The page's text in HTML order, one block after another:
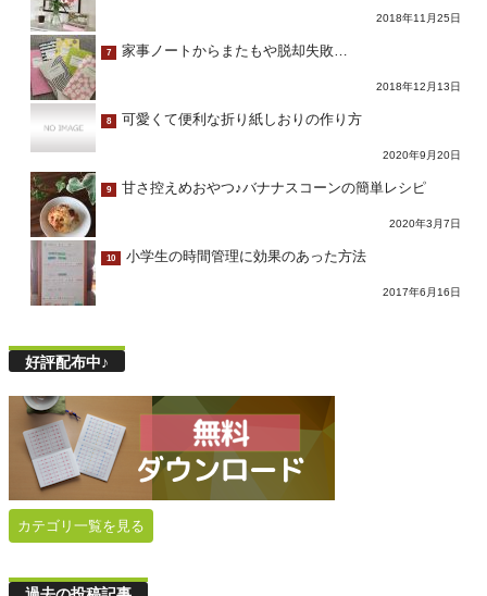
2018年11月25日
7 家事ノートからまたもや脱却失敗…
2018年12月13日
8 可愛くて便利な折り紙しおりの作り方
2020年9月20日
9 甘さ控えめおやつ♪バナナスコーンの簡単レシピ
2020年3月7日
10 小学生の時間管理に効果のあった方法
2017年6月16日
好評配布中♪
カテゴリ一覧を見る